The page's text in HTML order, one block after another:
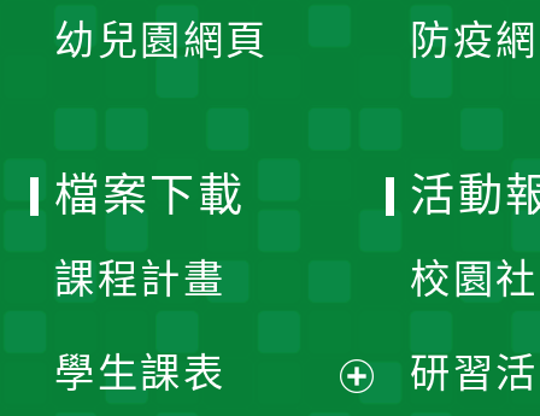
幼兒園網頁 防疫
檔案下載
課程計畫
學生課表
活動
校園
研習